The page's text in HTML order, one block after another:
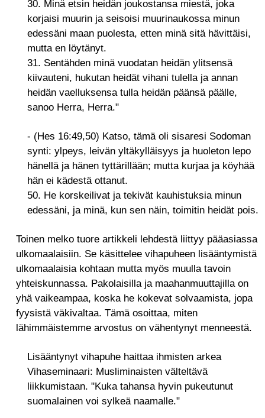
30. Minä etsin heidän joukostansa miestä, joka
korjaisi muurin ja seisoisi muurinaukossa minun
edessäni maan puolesta, etten minä sitä hävittäisi,
mutta en löytänyt.
31. Sentähden minä vuodatan heidän ylitsensä
kiivauteni, hukutan heidät vihani tulella ja annan
heidän vaelluksensa tulla heidän päänsä päälle,
sanoo Herra, Herra."
- (Hes 16:49,50) Katso, tämä oli sisaresi Sodoman
synti: ylpeys, leivän yltäkylläisyys ja huoleton lepo
hänellä ja hänen tyttärillään; mutta kurjaa ja köyhää
hän ei kädestä ottanut.
50. He korskeilivat ja tekivät kauhistuksia minun
edessäni, ja minä, kun sen näin, toimitin heidät pois.
Toinen melko tuore artikkeli lehdestä liittyy pääasiassa
ulkomaalaisiin. Se käsittelee vihapuheen lisääntymistä
ulkomaalaisia kohtaan mutta myös muulla tavoin
yhteiskunnassa. Pakolaisilla ja maahanmuuttajilla on
yhä vaikeampaa, koska he kokevat solvaamista, jopa
fyysistä väkivaltaa. Tämä osoittaa, miten
lähimmäistemme arvostus on vähentynyt menneestä.
Lisääntynyt vihapuhe haittaa ihmisten arkea
Vihaseminaari: Musliminaisten välteltävä
liikkumistaan. "Kuka tahansa hyvin pukeutunut
suomalainen voi sylkeä naamalle."